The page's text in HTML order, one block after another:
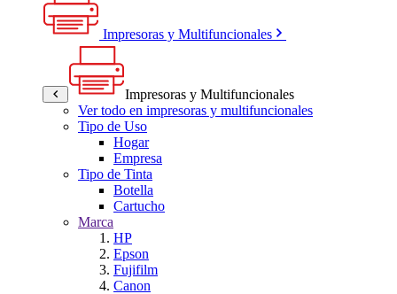
Impresoras y Multifuncionales
Impresoras y Multifuncionales
Ver todo en impresoras y multifuncionales
Tipo de Uso
Hogar
Empresa
Tipo de Tinta
Botella
Cartucho
Marca
HP
Epson
Fujifilm
Canon